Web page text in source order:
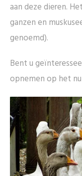
aan deze dieren.
ganzen en
genoemd).
Bent u
opnemen op het